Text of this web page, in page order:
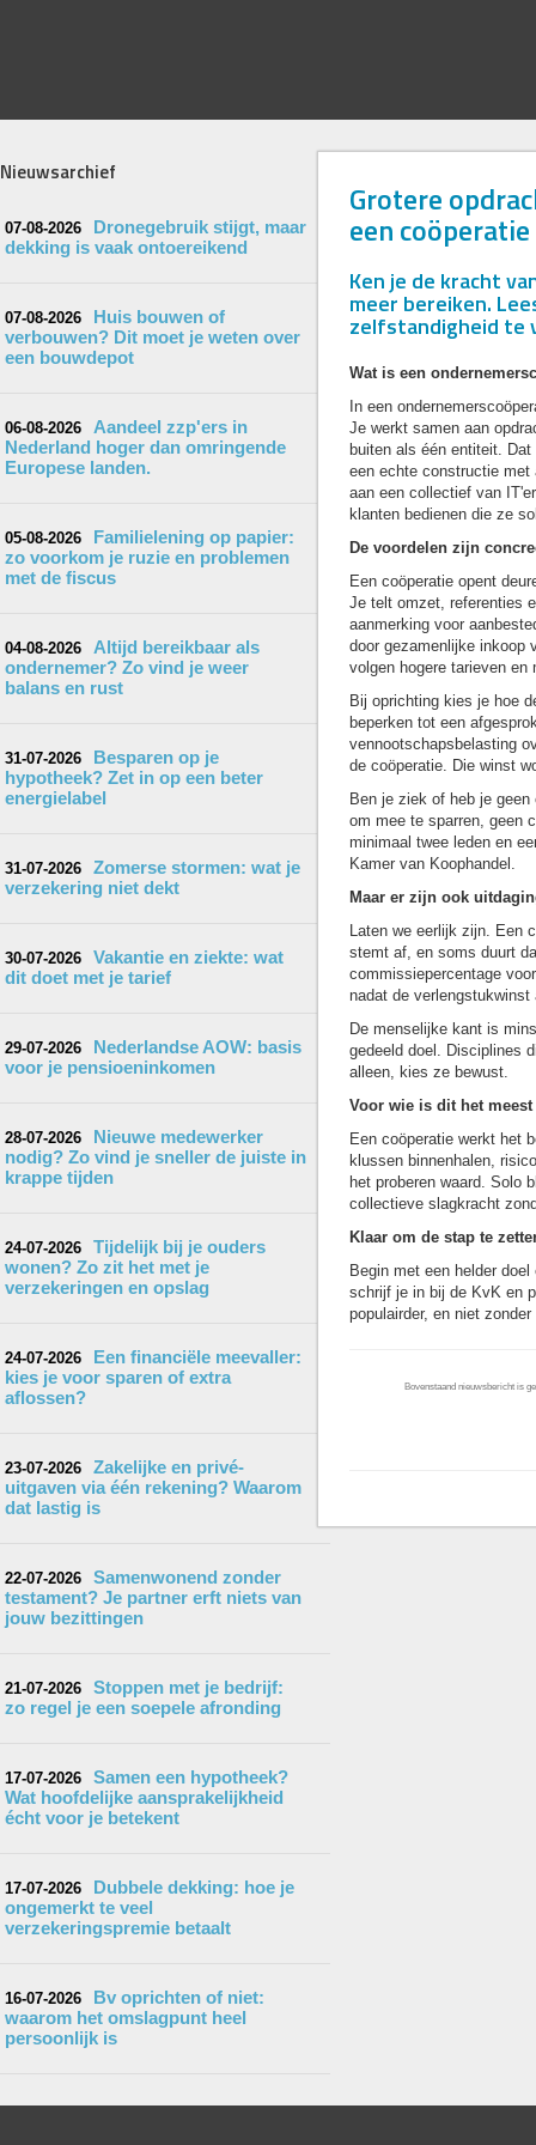
Nieuwsarchief
07-08-2026
Dronegebruik stijgt, maar
dekking is vaak ontoereikend
07-08-2026
Huis bouwen of
verbouwen? Dit moet je weten over
een bouwdepot
06-08-2026
Aandeel zzp'ers in
Nederland hoger dan omringende
Europese landen.
05-08-2026
Familielening op papier:
zo voorkom je ruzie en problemen
met de fiscus
04-08-2026
Altijd bereikbaar als
ondernemer? Zo vind je weer
balans en rust
31-07-2026
Besparen op je
hypotheek? Zet in op een beter
energielabel
31-07-2026
Zomerse stormen: wat je
verzekering niet dekt
30-07-2026
Vakantie en ziekte: wat
dit doet met je tarief
29-07-2026
Nederlandse AOW: basis
voor je pensioeninkomen
28-07-2026
Nieuwe medewerker
nodig? Zo vind je sneller de juiste in
krappe tijden
24-07-2026
Tijdelijk bij je ouders
wonen? Zo zit het met je
verzekeringen en opslag
24-07-2026
Een financiële meevaller:
kies je voor sparen of extra
aflossen?
23-07-2026
Zakelijke en privé-
uitgaven via één rekening? Waarom
dat lastig is
22-07-2026
Samenwonend zonder
testament? Je partner erft niets van
jouw bezittingen
21-07-2026
Stoppen met je bedrijf:
zo regel je een soepele afronding
17-07-2026
Samen een hypotheek?
Wat hoofdelijke aansprakelijkheid
écht voor je betekent
17-07-2026
Dubbele dekking: hoe je
ongemerkt te veel
verzekeringspremie betaalt
16-07-2026
Bv oprichten of niet:
waarom het omslagpunt heel
persoonlijk is
Grotere
een
Ken je de kracht
meer bereiken.
zelfstandigheid te
Wat is een
In een
Je werkt samen aan
buiten als één entiteit.
een echte constructie
aan een collectief van
klanten bedienen die ze
De voordelen zijn
Een coöperatie opent
Je telt omzet, referenties
aanmerking voor
door gezamenlijke inkoop
volgen hogere tarieven en
Bij oprichting kies je hoe
beperken tot een
vennootschapsbelasting
de coöperatie. Die winst
Ben je ziek of heb je
om mee te sparren, geen
minimaal twee leden en
Kamer van Koophandel.
Maar er zijn ook
Laten we eerlijk zijn. Een
stemt af, en soms duurt
commissiepercentage
nadat de
De menselijke kant is
gedeeld doel. Disciplines
alleen, kies ze bewust.
Voor wie is dit het
Een coöperatie werkt het
klussen binnenhalen,
het proberen waard. Solo
collectieve slagkracht
Klaar om de stap te
Begin met een helder
schrijf je in bij de KvK en
populairder, en niet
Bovenstaand nieuwsbericht is